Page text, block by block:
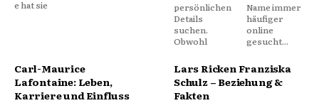
e hat sie
persönlichen
Details
suchen.
Obwohl
Name immer
häufiger
online
gesucht...
Carl-Maurice
Lafontaine: Leben,
Karriere und Einfluss
Lars Ricken Franziska
Schulz – Beziehung &
Fakten